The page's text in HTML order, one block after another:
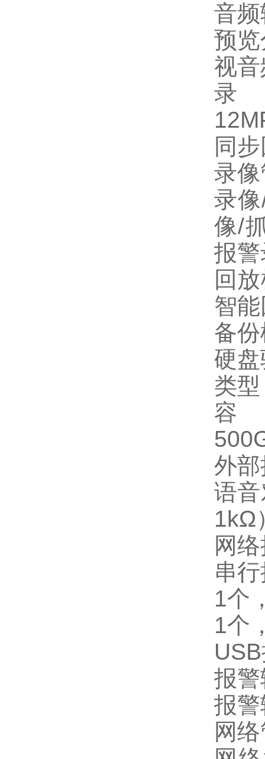
音
预
视
同
录
录
像/
报
回
智
备
硬
类
外
语
1kΩ
网
串
1个
1个
报
报
网